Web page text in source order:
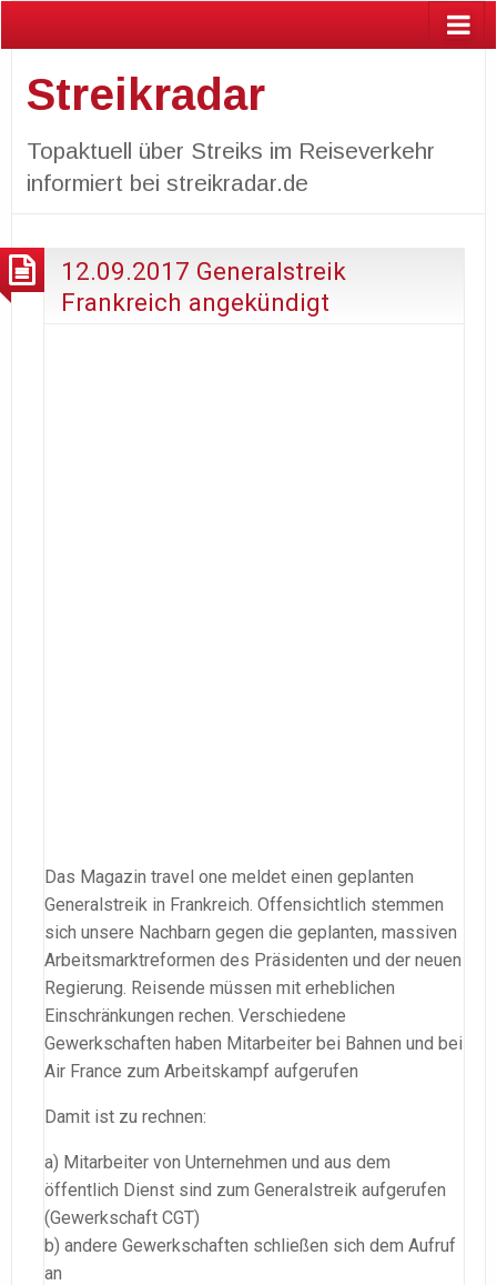
Streikradar
Topaktuell über Streiks im Reiseverkehr
informiert bei streikradar.de
12.09.2017 Generalstreik
Frankreich angekündigt
Das Magazin travel one meldet einen geplanten
Generalstreik in Frankreich. Offensichtlich stemmen
sich unsere Nachbarn gegen die geplanten, massiven
Arbeitsmarktreformen des Präsidenten und der neuen
Regierung. Reisende müssen mit erheblichen
Einschränkungen rechen. Verschiedene
Gewerkschaften haben Mitarbeiter bei Bahnen und bei
Air France zum Arbeitskampf aufgerufen
Damit ist zu rechnen:
a) Mitarbeiter von Unternehmen und aus dem
öffentlich Dienst sind zum Generalstreik aufgerufen
(Gewerkschaft CGT)
b) andere Gewerkschaften schließen sich dem Aufruf
an